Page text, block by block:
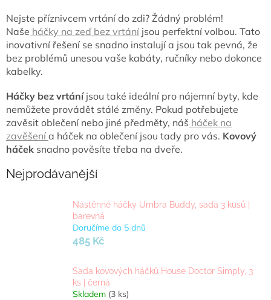
Nejste příznivcem vrtání do zdi? Žádný problém!
Naše háčky na zeď bez vrtání jsou perfektní volbou. Tato
inovativní řešení se snadno instalují a jsou tak pevná, že
bez problémů unesou vaše kabáty, ručníky nebo dokonce
kabelky.
Háčky bez vrtáníjsou také ideální pro nájemní byty, kde
nemůžete provádět stálé změny. Pokud potřebujete
zavěsit oblečení nebo jiné předměty, náš háček na
zavěšení a háček na oblečení jsou tady pro vás. Kovový
háček snadno pověsíte třeba na dveře.
Nejprodávanější
Nástěnné háčky Umbra Buddy, sada 3 kusů |
barevná
Doručíme do 5 dnů
485 Kč
Sada kovových háčků House Doctor Simply, 3
ks | černá
Skladem (3 ks)